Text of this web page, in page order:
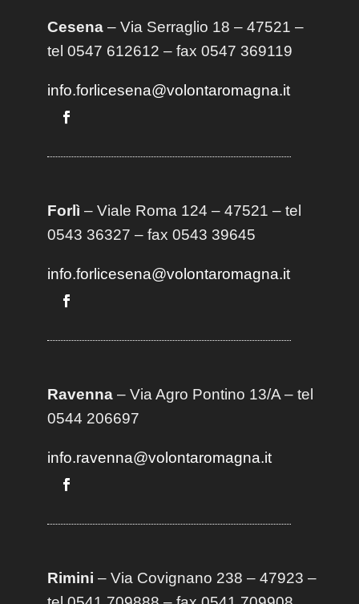
Cesena– Via Serraglio 18 – 47521 –
tel 0547 612612 – fax 0547 369119
info.forlicesena@volontaromagna.it
Forlì – Viale Roma 124 – 47521 – tel
0543 36327 – fax 0543 39645
info.forlicesena@volontaromagna.it
Ravenna– Via Agro Pontino 13/A– tel
0544 206697
info.ravenna@volontaromagna.it
Rimini – Via Covignano 238 – 47923 –